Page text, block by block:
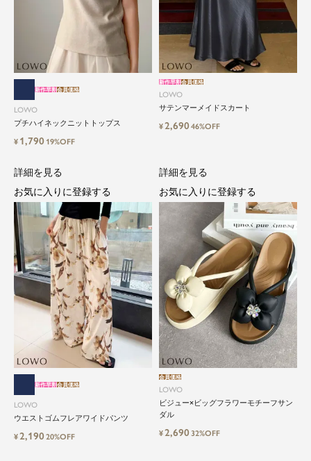
気軽に楽しめる低価格でトレンドを取
LOWO
プチハイネックニットトップス
新作早割会員価格
¥ 1,790 19%OFF
LOWO
サテンマーメイドスカート
新作早割会員価格
¥2,69046%OFF
LOWO
ウエストゴムフレアワイドパンツ
新作早割会員価格
¥2,19020%OFF
詳細を見る
お気に入りに登録する
LOWO
ビジュー×ビッグフラワーモチーフサン
ダル
会員価格
¥2,69032%OFF
詳細を見る
お気に入りに登録する